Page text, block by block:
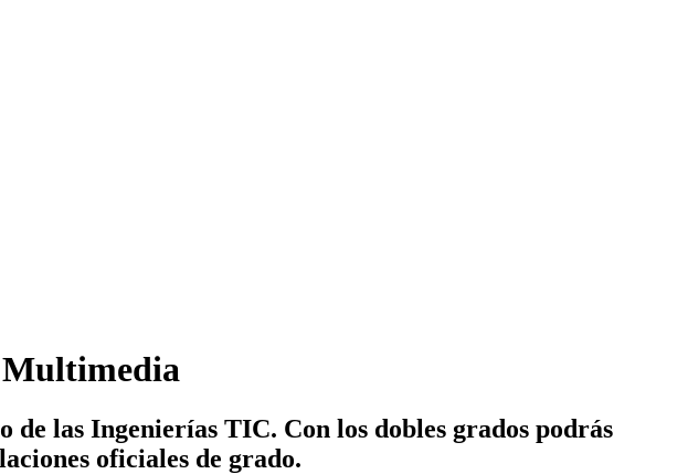
las Ingenierías TIC. Con los dobles grados podrás
oficiales de grado.